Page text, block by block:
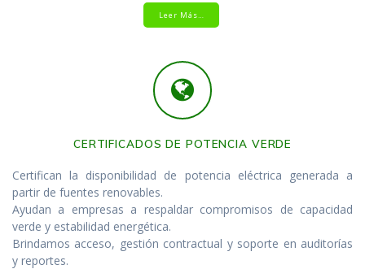
Leer Más…
CERTIFICADOS DE POTENCIA VERDE
Certifican la disponibilidad de potencia eléctrica generada a
partir de fuentes renovables.
Ayudan a empresas a respaldar compromisos de capacidad
verde y estabilidad energética.
Brindamos acceso, gestión contractual y soporte en auditorías
y reportes.